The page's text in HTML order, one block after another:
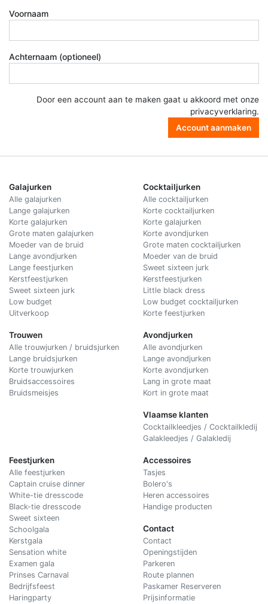
Voornaam
Achternaam (optioneel)
Door een account aan te maken gaat u akkoord met onze
privacyverklaring.
Account aanmaken
Galajurken
Alle galajurken
Lange galajurken
Korte galajurken
Grote maten galajurken
Moeder van de bruid
Lange avondjurken
Lange feestjurken
Kerstfeestjurken
Sweet sixteen jurk
Low budget
Uitverkoop
Trouwen
Alle trouwjurken / bruidsjurken
Lange bruidsjurken
Korte trouwjurken
Bruidsaccessoires
Bruidsmeisjes
Cocktailjurken
Alle cocktailjurken
Korte cocktailjurken
Korte galajurken
Korte avondjurken
Grote maten cocktailjurken
Moeder van de bruid
Sweet sixteen jurk
Kerstfeestjurken
Little black dress
Low budget cocktailjurken
Korte feestjurken
Avondjurken
Alle avondjurken
Lange avondjurken
Korte avondjurken
Lang in grote maat
Kort in grote maat
Vlaamse klanten
Cocktailkleedjes / Cocktailkledij
Galakleedjes / Galakledij
Feestjurken
Alle feestjurken
Captain cruise dinner
White-tie dresscode
Black-tie dresscode
Sweet sixteen
Schoolgala
Kerstgala
Sensation white
Examen gala
Prinses Carnaval
Bedrijfsfeest
Haringparty
Accessoires
Tasjes
Bolero's
Heren accessoires
Handige producten
Contact
Contact
Openingstijden
Parkeren
Route plannen
Paskamer Reserveren
Prijsinformatie